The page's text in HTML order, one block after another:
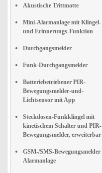
Akustische Trittmatte
Mini-Alarmanlage mit Klingel-
und Erinnerungs-Funktion
Durchgangsmelder
Funk-Durchgangsmelder
Batteriebetriebener PIR-
Bewegungsmelder-und-
Lichtsensor mit App
Steckdosen-Funkklingel mit
kinetischem Schalter und PIR-
Bewegungsmelder, erweiterbar
GSM-/SMS-Bewegungsmelder
Alarmanlage